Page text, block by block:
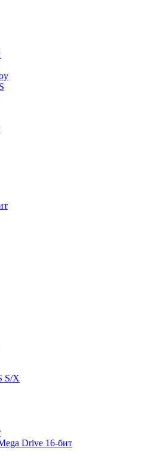
S/X
Drive 16-бит